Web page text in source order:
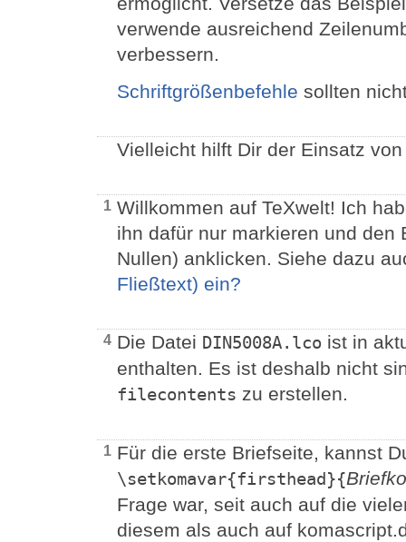
verwende ausreichend
verbessern.
Schriftgrößenbefehle sollten
Vielleicht hilft Dir der Einsatz
1 Willkommen auf TeXwelt! Ich
ihn dafür nur markieren und den
Nullen) anklicken. Siehe dazu
Fließtext) ein?
4 Die Datei DIN5008A.lco ist in
enthalten. Es ist deshalb nicht
filecontents zu erstellen.
1 Für die erste Briefseite, kannst
\setkomavar{firsthead}{
Frage war, seit auch auf die
diesem als auch auf